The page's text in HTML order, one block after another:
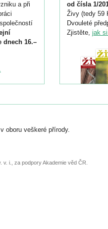
a při
dnech 16.–
nebo
od čísla 1/
Živy (tedy 59
Dvouleté
Zjistěte, jak
oboru veškeré přírody.
i., za podpory Akademie věd ČR.